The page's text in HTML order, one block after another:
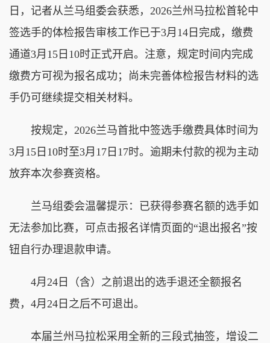
日，记者从兰马组委会获悉，2026兰州马拉松首轮中
签选手的体检报告审核工作已于3月14日完成，缴费
通道3月15日10时正式开启。注意，规定时间内完成
缴费方可视为报名成功；尚未完善体检报告材料的选
手仍可继续提交相关材料。
按规定，2026兰马首批中签选手缴费具体时间为
3月15日10时至3月17日17时。逾期未付款的视为主动
放弃本次参赛资格。
兰马组委会温馨提示：已获得参赛名额的选手如
无法参加比赛，可点击报名详情页面的“退出报名”按
钮自行办理退款申请。
4月24日（含）之前退出的选手退还全额报名
费，4月24日之后不可退出。
本届兰州马拉松采用全新的三段式抽签，增设二